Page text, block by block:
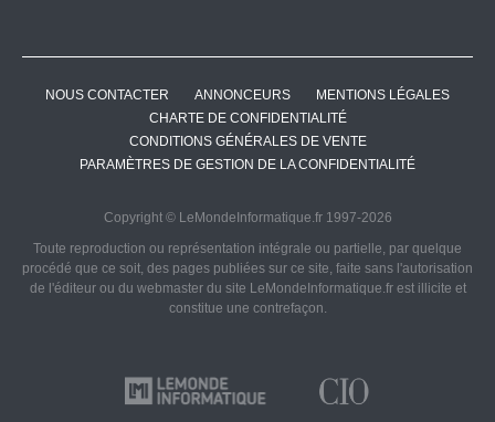
NOUS CONTACTER ANNONCEURS
MENTIONS LÉGALES
CHARTE DE CONFIDENTIALITÉ
CONDITIONS GÉNÉRALES DE VENTE
PARAMÈTRES DE GESTION DE LA CONFIDENTIALITÉ
Copyright © LeMondeInformatique.fr 1997-2026
Toute reproduction ou représentation intégrale ou partielle, par quelque
procédé que ce soit, des pages publiées sur ce site, faite sans l'autorisation
de l'éditeur ou du webmaster du site LeMondeInformatique.fr est illicite et
constitue une contrefaçon.